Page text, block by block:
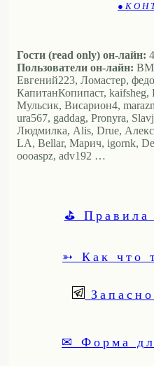
● К О Н
Гости (read only) он-лайн:
Пользователи он-лайн:
Евгений223, Ломастер,
КапитанКопипаст, kaifsheg,
Мульсик, Висариoн4,
ura567, gaddag, Pronyra,
Людмилка, Alis, Drue,
LA, Bellar, Марич, igornk,
oooaspz, adv192 …
⛳
➳ Как что
✉ Форма